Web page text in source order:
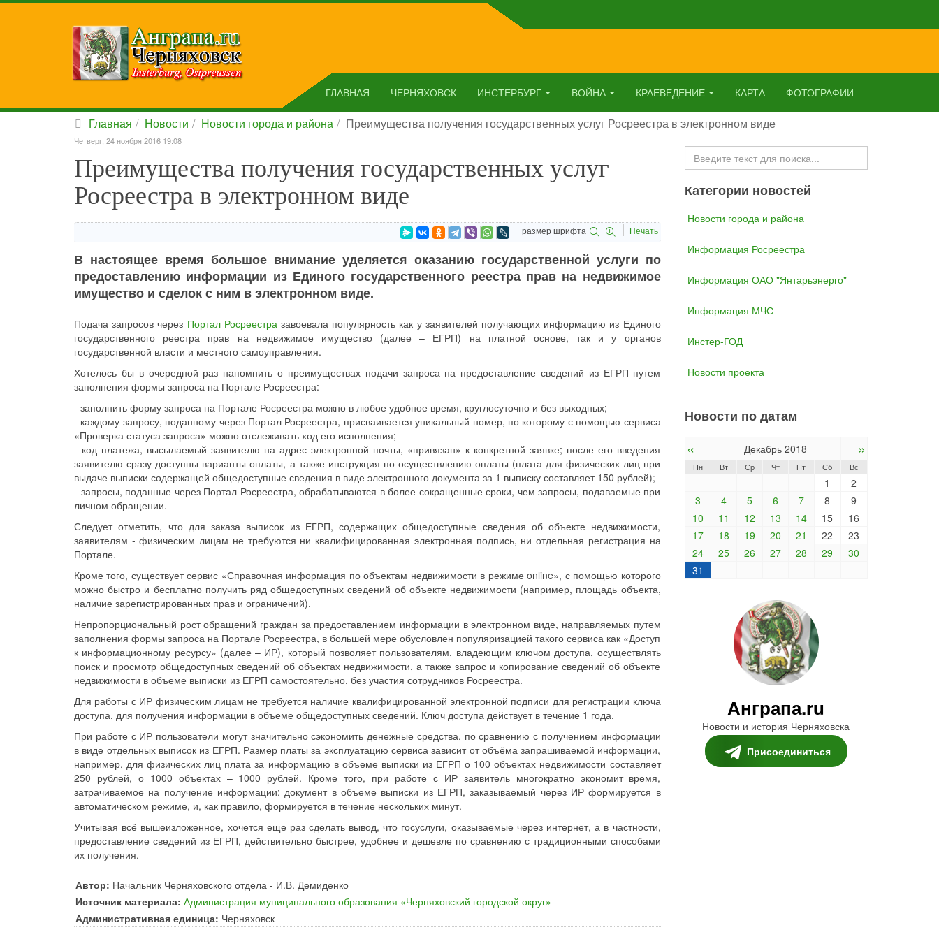
ГЛАВНАЯ ЧЕРНЯХОВСК ИНСТЕРБУРГ ВОЙНА КРАЕВЕДЕНИЕ КАРТА ФОТОГРАФИИ
Главная Новости Новости города и района Преимущества получения государственных услуг Росреестра в электронном виде
Четверг, 24 ноября 2016 19:08
Преимущества получения государственных услуг
Росреестра в электронном виде
размер шрифта Печать
В настоящее время большое внимание уделяется оказанию государственной услуги по
предоставлению информации из Единого государственного реестра прав на недвижимое
имущество и сделок с ним в электронном виде.
Подача запросов через Портал Росреестразавоевала популярность как у заявителей получающих информацию из Единого
государственного реестра прав на недвижимое имущество (далее – ЕГРП) на платной основе, так и у органов
государственной власти и местного самоуправления.
Хотелось бы в очередной раз напомнить о преимуществах подачи запроса на предоставление сведений из ЕГРП путем
заполнения формы запроса на Портале Росреестра:
- заполнить форму запроса на Портале Росреестра можно в любое удобное время, круглосуточно и без выходных;
- каждому запросу, поданному через Портал Росреестра, присваивается уникальный номер, по которому с помощью сервиса
«Проверка статуса запроса» можно отслеживать ход его исполнения;
- код платежа, высылаемый заявителю на адрес электронной почты, «привязан» к конкретной заявке; после его введения
заявителю сразу доступны варианты оплаты, а также инструкция по осуществлению оплаты (плата для физических лиц при
выдаче выписки содержащей общедоступные сведения в виде электронного документа за 1 выписку составляет 150 рублей);
- запросы, поданные через Портал Росреестра, обрабатываются в более сокращенные сроки, чем запросы, подаваемые при
личном обращении.
Следует отметить, что для заказа выписок из ЕГРП, содержащих общедоступные сведения об объекте недвижимости,
заявителям - физическим лицам не требуются ни квалифицированная электронная подпись, ни отдельная регистрация на
Портале.
Кроме того, существует сервис «Справочная информация по объектам недвижимости в режиме online», с помощью которого
можно быстро и бесплатно получить ряд общедоступных сведений об объекте недвижимости (например, площадь объекта,
наличие зарегистрированных прав и ограничений).
Непропорциональный рост обращений граждан за предоставлением информации в электронном виде, направляемых путем
заполнения формы запроса на Портале Росреестра, в большей мере обусловлен популяризацией такого сервиса как «Доступ
к информационному ресурсу» (далее – ИР), который позволяет пользователям, владеющим ключом доступа, осуществлять
поиск и просмотр общедоступных сведений об объектах недвижимости, а также запрос и копирование сведений об объекте
недвижимости в объеме выписки из ЕГРП самостоятельно, без участия сотрудников Росреестра.
Для работы с ИР физическим лицам не требуется наличие квалифицированной электронной подписи для регистрации ключа
доступа, для получения информации в объеме общедоступных сведений. Ключ доступа действует в течение 1 года.
При работе с ИР пользователи могут значительно сэкономить денежные средства, по сравнению с получением информации
в виде отдельных выписок из ЕГРП. Размер платы за эксплуатацию сервиса зависит от объёма запрашиваемой информации,
например, для физических лиц плата за информацию в объеме выписки из ЕГРП о 100 объектах недвижимости составляет
250 рублей, о 1000 объектах – 1000 рублей. Кроме того, при работе с ИР заявитель многократно экономит время,
затрачиваемое на получение информации: документ в объеме выписки из ЕГРП, заказываемый через ИР формируется в
автоматическом режиме, и, как правило, формируется в течение нескольких минут.
Учитывая всё вышеизложенное, хочется еще раз сделать вывод, что госуслуги, оказываемые через интернет, а в частности,
предоставление сведений из ЕГРП, действительно быстрее, удобнее и дешевле по сравнению с традиционными способами
их получения.
Автор: Начальник Черняховского отдела - И.В. Демиденко
Источник материала: Администрация муниципального образования «Черняховский городской округ»
Административная единица: Черняховск
Искать...
Категории новостей
Новости города и района
Информация Росреестра
Информация ОАО "Янтарьэнерго"
Информация МЧС
Инстер-ГОД
Новости проекта
Новости по датам
« Декабрь 2018 »
Пн Вт Ср Чт Пт Сб Вс
1
2
3
4 5 6 7 8
9
10
11 12 13 14 15
16
17
18 19 20 21 22
23
24
25 26 27 28 29
30
31
Анграпа.ru
Новости и история Черняховска
Присоединиться